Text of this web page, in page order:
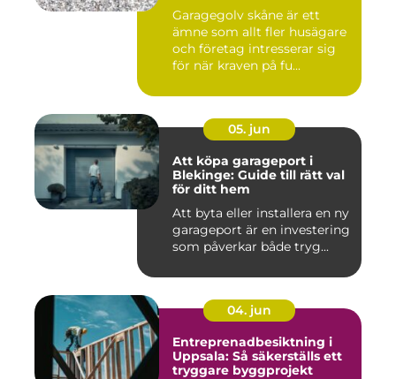
Garagegolv skåne är ett
ämne som allt fler husägare
och företag intresserar sig
för när kraven på fu...
05. jun
Att köpa garageport i
Blekinge: Guide till rätt val
för ditt hem
Att byta eller installera en ny
garageport är en investering
som påverkar både tryg...
04. jun
Entreprenadbesiktning i
Uppsala: Så säkerställs ett
tryggare byggprojekt